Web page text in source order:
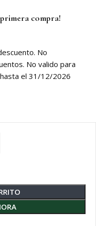
primera compra!
No
No valido para
el 31/12/2026